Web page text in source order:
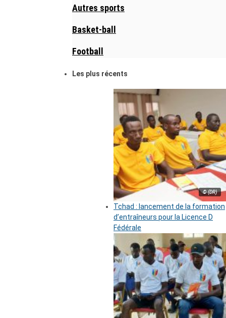
Autres sports
Basket-ball
Football
Les plus récents
© (DR)
Tchad : lancement de la formation
d’entraîneurs pour la Licence D
Fédérale